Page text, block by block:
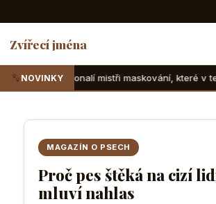
Zvířecí jména
NOVINKY
maskování, které v teráriu sotva najdete
MAGAZÍN O PSECH
Proč pes štěká na cizí
mluví nahlas